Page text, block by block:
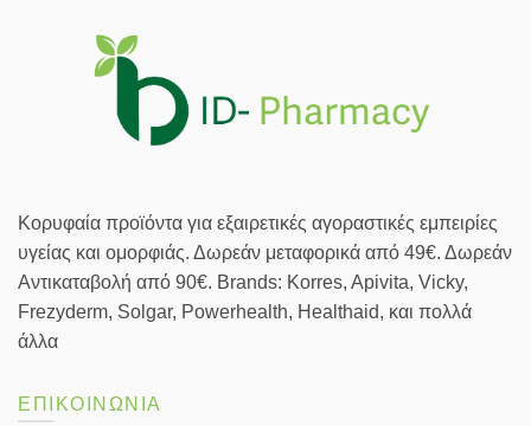
Κορυφαία προϊόντα για εξαιρετικές αγοραστικές εμπειρίες
υγείας και ομορφιάς. Δωρεάν μεταφορικά από 49€. Δωρεάν
Αντικαταβολή από 90€. Brands: Korres, Apivita, Vicky,
Frezyderm, Solgar, Powerhealth, Healthaid, και πολλά
άλλα
ΕΠΙΚΟΙΝΩΝΙΑ